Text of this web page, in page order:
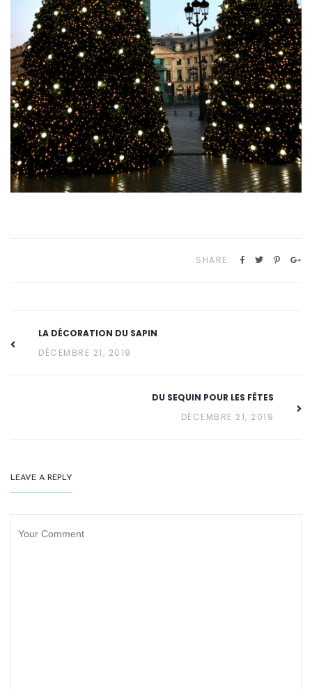
SHARE:
LA DÉCORATION DU SAPIN
DÉCEMBRE 21, 2019
DU SEQUIN POUR LES FÊTES
DÉCEMBRE 21, 2019
LEAVE A REPLY